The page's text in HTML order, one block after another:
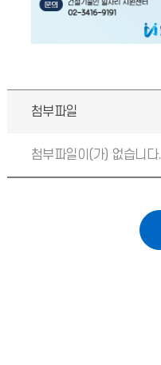
첨부파일
첨부파일이(가) 없습니다.